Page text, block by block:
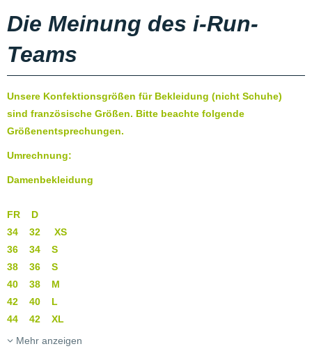
Die Meinung des i-Run-
Teams
Unsere Konfektionsgrößen für Bekleidung (nicht Schuhe)
sind französische Größen. Bitte beachte folgende
Größenentsprechungen.
Umrechnung:
Damenbekleidung
FR D
34 32 XS
36 34 S
38 36 S
40 38 M
42 40 L
44 42 XL
Mehr anzeigen